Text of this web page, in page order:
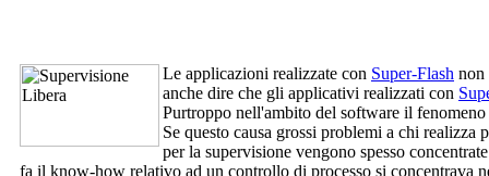
Le applicazioni realizzate con Super-Flash non
anche dire che gli applicativi realizzati con
Purtroppo nell'ambito del software il
Se questo causa grossi problemi a chi
per la supervisione vengono spesso
fa il know-how relativo ad un controllo di processo si concentrava